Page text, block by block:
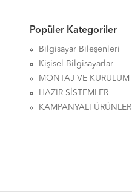
Popüler Kategoriler
Bilgisayar Bileşenleri
Kişisel Bilgisayarlar
MONTAJ VE KURULUM
HAZIR SİSTEMLER
KAMPANYALI ÜRÜNLER